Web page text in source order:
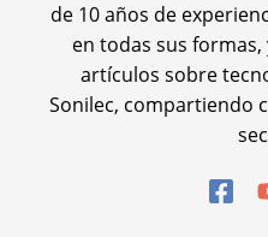
de 10 años de
en todas sus
artículos sobre
Sonilec, compartiendo